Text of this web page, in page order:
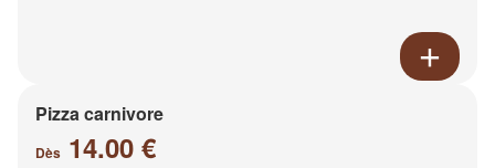
Pizza carnivore
Dès 14.00 €